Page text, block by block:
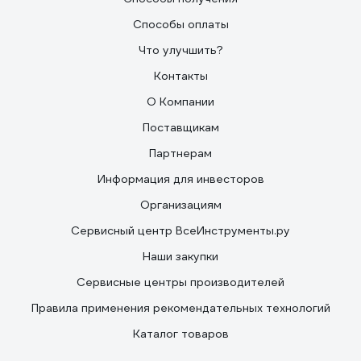
Способы оплаты
Что улучшить?
Контакты
О Компании
Поставщикам
Партнерам
Информация для инвесторов
Организациям
Сервисный центр ВсеИнструменты.ру
Наши закупки
Сервисные центры производителей
Правила применения рекомендательных технологий
Каталог товаров